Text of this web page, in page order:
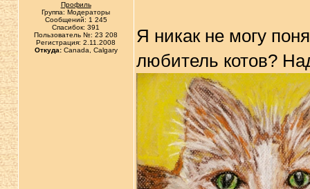
Профиль
Группа: Модераторы
Сообщений: 1 245
Спасибок: 391
Пользователь №: 23 208
Регистрация: 2.11.2008
Откуда:Canada, Calgary
Я никак не могу
любитель котов?